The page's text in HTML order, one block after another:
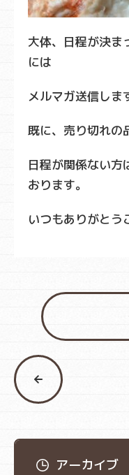
大体、日程が決ま
には
メルマガ送信しま
既に、売り切れの
日程が関係ない方
おります。
いつもありがとう
アーカイブ